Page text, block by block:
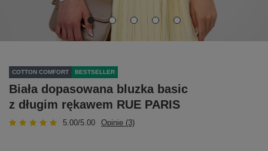
COTTON COMFORT BESTSELLER
Biała dopasowana bluzka basic
z długim rękawem RUE PARIS
5.00/5.00 Opinie (3)